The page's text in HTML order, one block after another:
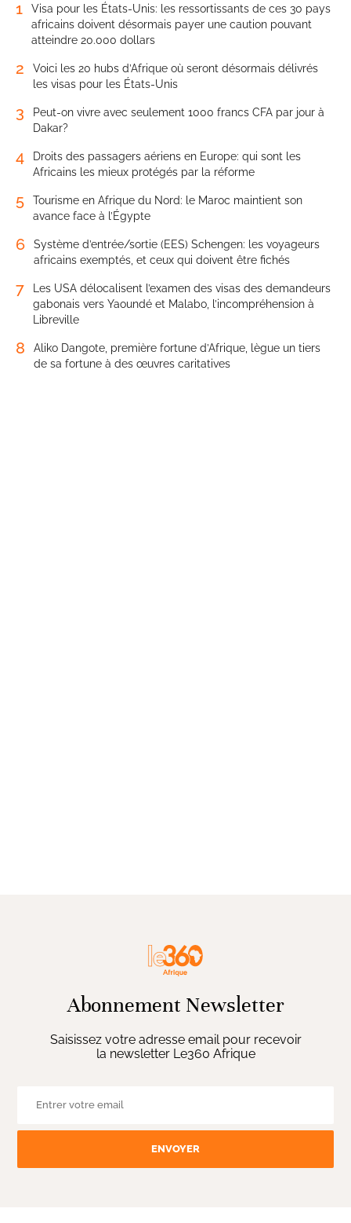
1
Visa pour les États-Unis: les ressortissants de ces 30 pays
africains doivent désormais payer une caution pouvant
atteindre 20.000 dollars
2
Voici les 20 hubs d’Afrique où seront désormais délivrés
les visas pour les États-Unis
3
Peut-on vivre avec seulement 1000 francs CFA par jour à
Dakar?
4
Droits des passagers aériens en Europe: qui sont les
Africains les mieux protégés par la réforme
5
Tourisme en Afrique du Nord: le Maroc maintient son
avance face à l’Égypte
6
Système d’entrée/sortie (EES) Schengen: les voyageurs
africains exemptés, et ceux qui doivent être fichés
7
Les USA délocalisent l’examen des visas des demandeurs
gabonais vers Yaoundé et Malabo, l’incompréhension à
Libreville
8
Aliko Dangote, première fortune d’Afrique, lègue un tiers
de sa fortune à des œuvres caritatives
Abonnement Newsletter
Saisissez votre adresse email pour recevoir
la newsletter Le360 Afrique
ENVOYER